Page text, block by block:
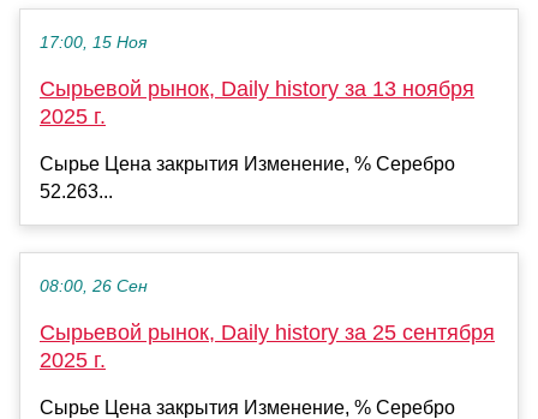
17:00, 15 Ноя
Сырьевой рынок, Daily history за 13 ноября
2025 г.
Сырье Цена закрытия Изменение, % Серебро
52.263...
08:00, 26 Сен
Сырьевой рынок, Daily history за 25 сентября
2025 г.
Сырье Цена закрытия Изменение, % Серебро